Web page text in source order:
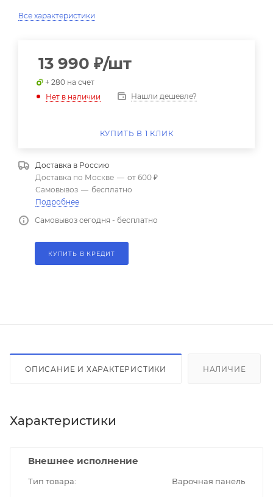
Все характеристики
13 990 ₽/шт
+ 280 на счет
Нет в наличии
Нашли дешевле?
КУПИТЬ В 1 КЛИК
Доставка в Россию
Доставка по Москве — от 600 ₽
Самовывоз — бесплатно
Подробнее
Самовывоз сегодня - бесплатно
КУПИТЬ В КРЕДИТ
ОПИСАНИЕ И ХАРАКТЕРИСТИКИ НАЛИЧИЕ
Характеристики
Внешнее исполнение
Тип товара
Варочная панель